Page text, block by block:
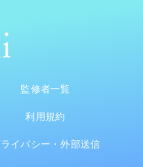
監修者一覧
利用規約
イバシー・外部送信